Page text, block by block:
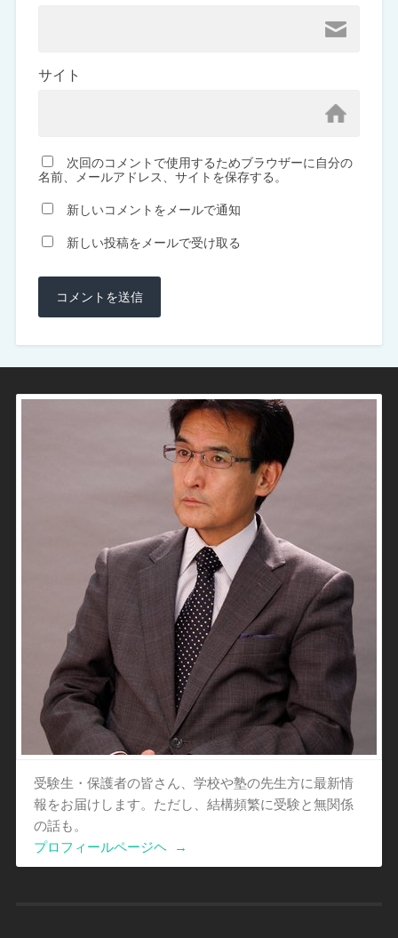
サイト
次回のコメントで使用するためブラウザーに自分の
名前、メールアドレス、サイトを保存する。
新しいコメントをメールで通知
新しい投稿をメールで受け取る
受験生・保護者の皆さん、学校や塾の先生方に最新情
報をお届けします。ただし、結構頻繁に受験と無関係
の話も。
プロフィールページヘ
→